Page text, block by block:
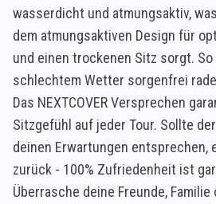
wasserdicht und atmungsaktiv,
dem atmungsaktiven Design für
und einen trockenen Sitz sorgt. So
schlechtem Wetter sorgenfrei
Das NEXTCOVER Versprechen
Sitzgefühl auf jeder Tour. Sollte
deinen Erwartungen entsprechen,
zurück - 100% Zufriedenheit ist
Überrasche deine Freunde,